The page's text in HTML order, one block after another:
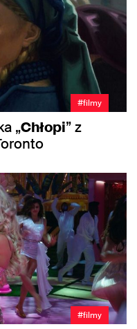
#filmy
„Chłopi” z
#filmy